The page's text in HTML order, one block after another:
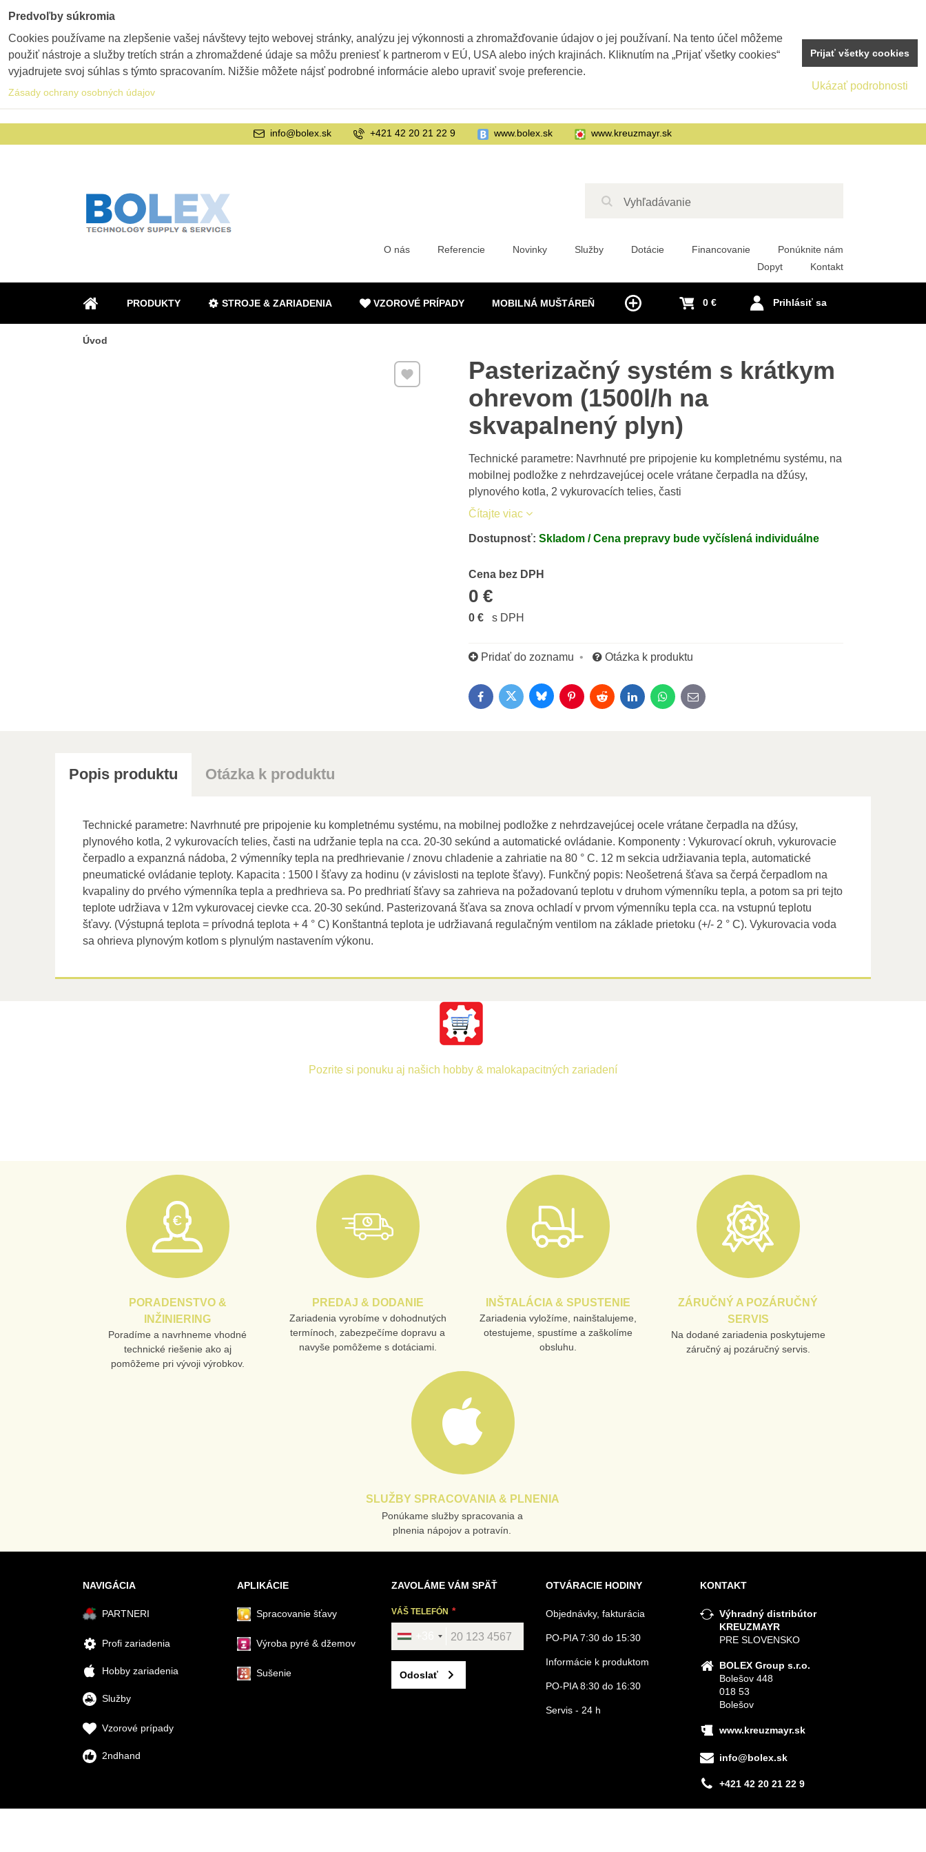
ÚVOD
PRODUKTY STROJE & ZARIADENIA VZOROVÉ PRÍPADY MOBILNÁ MUŠTÁREŇ
O nás Referencie Novinky Služby Dotácie Financovanie
Ponúknite nám
Dopyt
Kontakt
Prihlásiť sa
0 €
info@bolex.sk +421 42 20 21 22 9 www.bolex.sk www.kreuzmayr.sk
Úvod
Pasterizačný systém s krátkym
ohrevom (1500l/h na
skvapalnený plyn)
Technické parametre: Navrhnuté pre pripojenie ku kompletnému systému, na
mobilnej podložke z nehrdzavejúcej ocele vrátane čerpadla na džúsy,
plynového kotla, 2 vykurovacích telies, časti
Čítajte viac
Pridať k Obľúbeným
Dostupnosť: Skladom / Cena prepravy bude vyčíslená individuálne
Cena bez DPH
0 €
Cena s DPH
0 € s DPH
Pridať do zoznamu Otázka k produktu
FacebookTwitterBlueskyPinterestRedditLinkedInWhatsApp
E-mail
Popis produktu Otázka k produktu
Technické parametre: Navrhnuté pre pripojenie ku kompletnému systému, na mobilnej podložke z nehrdzavejúcej ocele vrátane čerpadla na džúsy,
plynového kotla, 2 vykurovacích telies, časti na udržanie tepla na cca. 20-30 sekúnd a automatické ovládanie. Komponenty : Vykurovací okruh, vykurovacie
čerpadlo a expanzná nádoba, 2 výmenníky tepla na predhrievanie / znovu chladenie a zahriatie na 80 ° C. 12 m sekcia udržiavania tepla, automatické
pneumatické ovládanie teploty. Kapacita : 1500 l šťavy za hodinu (v závislosti na teplote šťavy). Funkčný popis: Neošetrená šťava sa čerpá čerpadlom na
kvapaliny do prvého výmenníka tepla a predhrieva sa. Po predhriatí šťavy sa zahrieva na požadovanú teplotu v druhom výmenníku tepla, a potom sa pri tejto
teplote udržiava v 12m vykurovacej cievke cca. 20-30 sekúnd. Pasterizovaná šťava sa znova ochladí v prvom výmenníku tepla cca. na vstupnú teplotu
šťavy. (Výstupná teplota = prívodná teplota + 4 ° C) Konštantná teplota je udržiavaná regulačným ventilom na základe prietoku (+/- 2 ° C). Vykurovacia voda
sa ohrieva plynovým kotlom s plynulým nastavením výkonu.
Pozrite si ponuku aj našich hobby & malokapacitných zariadení
PORADENSTVO &
INŽINIERING
Poradíme a navrhneme vhodné
technické riešenie ako aj
pomôžeme pri vývoji výrobkov.
PREDAJ & DODANIE
Zariadenia vyrobíme v dohodnutých
termínoch, zabezpečíme dopravu a
navyše pomôžeme s dotáciami.
INŠTALÁCIA & SPUSTENIE
Zariadenia vyložíme, nainštalujeme,
otestujeme, spustíme a zaškolíme
obsluhu.
ZÁRUČNÝ A POZÁRUČNÝ
SERVIS
Na dodané zariadenia poskytujeme
záručný aj pozáručný servis.
SLUŽBY SPRACOVANIA & PLNENIA
Ponúkame služby spracovania a
plnenia nápojov a potravín.
NAVIGÁCIA
PARTNERI
Profi zariadenia
Hobby zariadenia
Služby
Vzorové prípady
2ndhand
APLIKÁCIE
Spracovanie šťavy
Výroba pyré & džemov
Sušenie
ZAVOLÁME VÁM SPÄŤ
VÁŠ TELEFÓN
Odoslať
OTVÁRACIE HODINY
Objednávky, fakturácia
PO-PIA 7:30 do 15:30
Informácie k produktom
PO-PIA 8:30 do 16:30
Servis - 24 h
KONTAKT
Výhradný distribútor
KREUZMAYR
PRE SLOVENSKO
BOLEX Group s.r.o.
Bolešov 448
018 53
Bolešov
www.kreuzmayr.sk
info@bolex.sk
+421 42 20 21 22 9
Predvoľby súkromia
Cookies používame na zlepšenie vašej návštevy tejto webovej stránky, analýzu jej výkonnosti a zhromažďovanie údajov o jej používaní. Na tento účel môžeme
použiť nástroje a služby tretích strán a zhromaždené údaje sa môžu preniesť k partnerom v EÚ, USA alebo iných krajinách. Kliknutím na „Prijať všetky cookies“
vyjadrujete svoj súhlas s týmto spracovaním. Nižšie môžete nájsť podrobné informácie alebo upraviť svoje preferencie.
Zásady ochrany osobných údajov
Ukázať podrobnosti
Prijať všetky cookies